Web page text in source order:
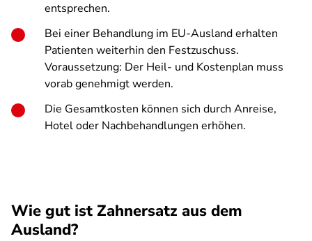
entsprechen.
Bei einer Behandlung im EU-Ausland erhalten
Patienten weiterhin den Festzuschuss.
Voraussetzung: Der Heil- und Kostenplan muss
vorab genehmigt werden.
Die Gesamtkosten können sich durch Anreise,
Hotel oder Nachbehandlungen erhöhen.
Wie gut ist Zahnersatz aus dem
Ausland?